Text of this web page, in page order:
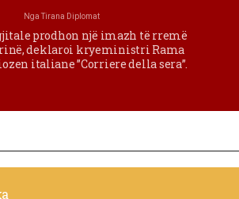
NgaTirana Diplomat
prodhon një imazh të rremë
deklaroi kryeministri Rama
italiane ”Corriere della sera”.